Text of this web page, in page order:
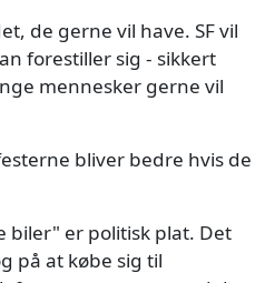
de gerne vil have. SF vil
forestiller sig - sikkert
mennesker gerne vil
bliver bedre hvis de
biler" er politisk plat. Det
på at købe sig til